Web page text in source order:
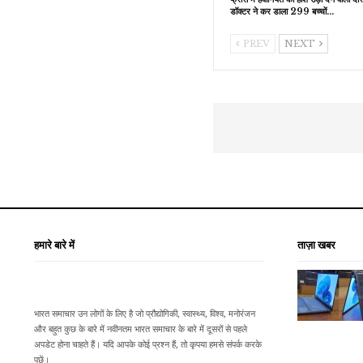
डॉक्टर ने कर डाला 299 बच्चों…
PREV NEXT
हमारे बारे में
भारत समाचार उन लोगों के लिए है जो प्रौद्योगिकी, स्वास्थ्य, विश्व, मनोरंजन
और बहुत कुछ के बारे में नवीनतम भारत समाचार के बारे में दूसरों से पहले
अपडेट होना चाहते हैं। यदि आपके कोई प्रश्न हैं, तो कृपया हमसे संपर्क करके
पूछें।
ताज़ा खबर